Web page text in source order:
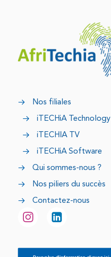
Nos filiales
iTECHiA Technology
iTECHIA TV
iTECHiA Software
Qui sommes-nous ?
Nos piliers du succès
Contactez-nous